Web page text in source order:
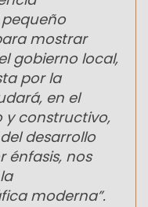
mostrar
gobierno local,
por la
en el
y constructivo,
desarrollo
énfasis, nos
moderna”.